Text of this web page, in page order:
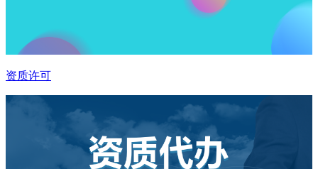
资质许可